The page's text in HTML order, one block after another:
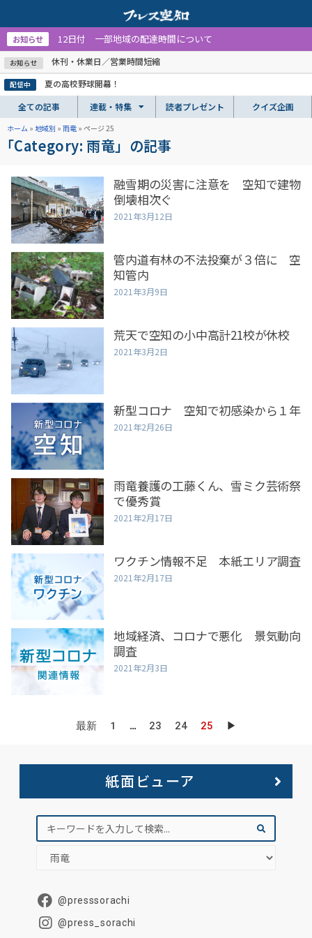
お知らせ 12日付 一部地域の配達時間について
お知らせ 休刊・休業日／営業時間短縮
配信中
夏の高校野球開幕！
全ての記事
連載・特集 読者プレゼント クイズ企画
ホーム » 地域別 » 雨竜 » ページ 25
「Category: 雨竜」の記事
融雪期の災害に注意を 空知で建物
倒壊相次ぐ
2021年3月12日
管内道有林の不法投棄が３倍に 空
知管内
2021年3月9日
荒天で空知の小中高計21校が休校
2021年3月2日
新型コロナ 空知で初感染から１年
2021年2月26日
雨竜養護の工藤くん、雪ミク芸術祭
で優秀賞
2021年2月17日
ワクチン情報不足 本紙エリア調査
2021年2月17日
地域経済、コロナで悪化 景気動向
調査
2021年2月3日
最新 1 … 23 24 25 ▶
紙面ビューア
@presssorachi
@press_sorachi